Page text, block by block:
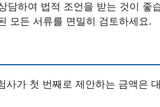
담하여 법적 조언을 받는 것이 좋
모든 서류를 면밀히 검토하세요.
사가 첫 번째로 제안하는 금액은